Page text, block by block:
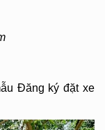
Đăng ký đặt xe